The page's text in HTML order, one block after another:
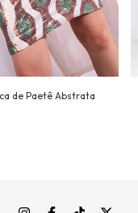
de Paetê Abstrata